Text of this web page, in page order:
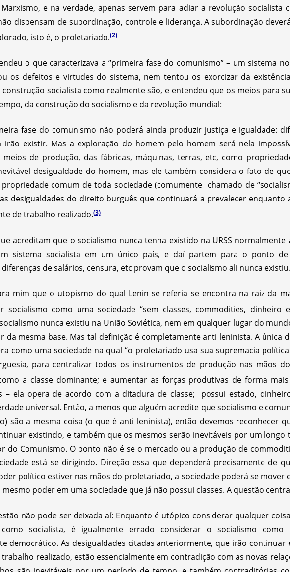
e na verdade, apenas servem para adiar a revolução socialista
dispensam de subordinação, controle e liderança. A subordinação
isto é, o proletariado.(2)
o que caracterizava a “primeira fase do comunismo” – um sistema
os defeitos e virtudes do sistema, nem tentou os exorcizar da
socialista como realmente são, e entendeu que os meios para
da construção do socialismo e da revolução mundial:
fase do comunismo não poderá ainda produzir justiça e igualdade:
irão existir. Mas a exploração do homem pelo homem será nela
de produção, das fábricas, máquinas, terras, etc, como
desigualdade do homem, mas ele também considera o fato de
comum de toda sociedade (comumente chamado de
desigualdades do direito burguês que continuará a prevalecer
de trabalho realizado.(3)
acreditam que o socialismo nunca tenha existido na URSS
sistema socialista em um único país, e daí partem para o ponto
de salários, censura, etc provam que o socialismo ali nunca existiu.
mim que o utopismo do qual Lenin se referia se encontra na raiz da
socialismo como uma sociedade “sem classes, commodities, dinheiro
nunca existiu na União Soviética, nem em qualquer lugar do
da mesma base. Mas tal definição é completamente anti leninista. A única
como uma sociedade na qual “o proletariado usa sua supremacia
para centralizar todos os instrumentos de produção nas mãos
a classe dominante; e aumentar as forças produtivas de forma mais
– ela opera de acordo com a ditadura de classe; possui estado,
universal. Então, a menos que alguém acredite que socialismo e
são a mesma coisa (o que é anti leninista), então devemos reconhecer
existindo, e também que os mesmos serão inevitáveis por um
do Comunismo. O ponto não é se o mercado ou a produção de
está se dirigindo. Direção essa que dependerá precisamente de
político estiver nas mãos do proletariado, a sociedade poderá se mover
poder em uma sociedade que já não possui classes. A questão
não pode ser deixada aí: Enquanto é utópico considerar qualquer
como socialista, é igualmente errado considerar o socialismo como
democrático. As desigualdades citadas anteriormente, que irão
realizado, estão essencialmente em contradição com as novas